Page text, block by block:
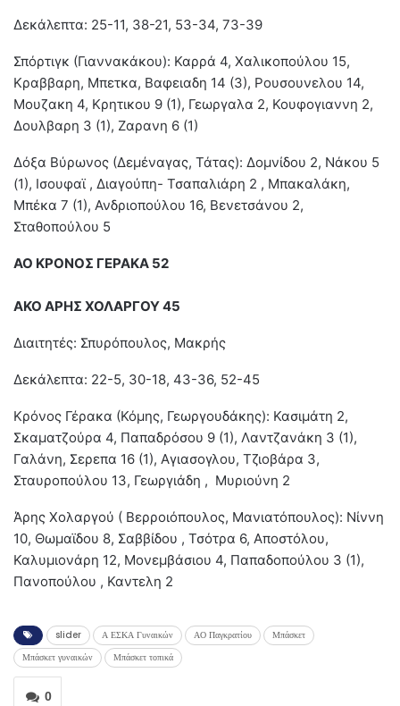
Δεκάλεπτα: 25-11, 38-21, 53-34, 73-39
Σπόρτιγκ (Γιαννακάκου): Καρρά 4, Χαλικοπούλου 15,
Κραββαρη, Μπετκα, Βαφειαδη 14 (3), Ρουσουνελου 14,
Μουζακη 4, Κρητικου 9 (1), Γεωργαλα 2, Κουφογιαννη 2,
Δουλβαρη 3 (1), Ζαρανη 6 (1)
Δόξα Βύρωνος (Δεμέναγας, Τάτας): Δομνίδου 2, Νάκου 5
(1), Ισουφαϊ , Διαγούπη- Τσαπαλιάρη 2 , Μπακαλάκη,
Μπέκα 7 (1), Ανδριοπούλου 16, Βενετσάνου 2,
Σταθοπούλου 5
ΑΟ ΚΡΟΝΟΣ ΓΕΡΑΚΑ 52
ΑΚΟ ΑΡΗΣ ΧΟΛΑΡΓΟΥ 45
Διαιτητές: Σπυρόπουλος, Μακρής
Δεκάλεπτα: 22-5, 30-18, 43-36, 52-45
Κρόνος Γέρακα (Κόμης, Γεωργουδάκης): Κασιμάτη 2,
Σκαματζούρα 4, Παπαδρόσου 9 (1), Λαντζανάκη 3 (1),
Γαλάνη, Σερεπα 16 (1), Αγιασογλου, Τζιοβάρα 3,
Σταυροπούλου 13, Γεωργιάδη , Μυριούνη 2
Άρης Χολαργού ( Βερροιόπουλος, Μανιατόπουλος): Νίννη
10, Θωμαϊδου 8, Σαββίδου , Τσότρα 6, Αποστόλου,
Καλυμιονάρη 12, Μονεμβάσιου 4, Παπαδοπούλου 3 (1),
Πανοπούλου , Καντελη 2
slider Α ΕΣΚΑ Γυναικών ΑΟ Παγκρατίου
Μπάσκετ
Μπάσκετ γυναικών
Μπάσκετ τοπικά
0